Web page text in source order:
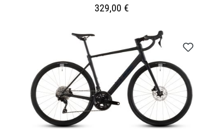
329,00 €